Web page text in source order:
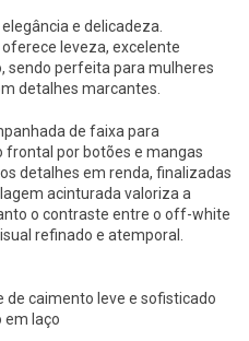
e delicadeza.
leveza, excelente
sendo perfeita para mulheres
detalhes marcantes.
de faixa para
por botões e mangas
detalhes em renda, finalizadas
acinturada valoriza a
o contraste entre o off-white
refinado e atemporal.
de caimento leve e sofisticado
em laço